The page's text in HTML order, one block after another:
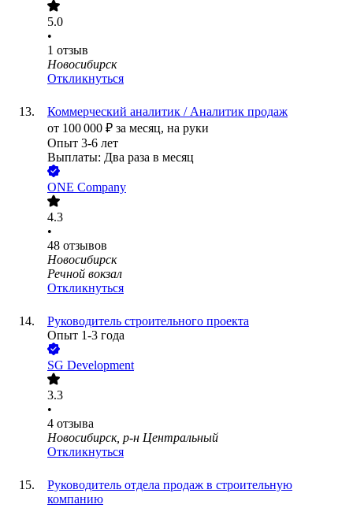
5.0
•
1 отзыв
Новосибирск
Откликнуться
Коммерческий аналитик / Аналитик продаж
от 100 000 ₽ за месяц, на руки
Опыт 3-6 лет
Выплаты: Два раза в месяц
ONE Company
4.3
•
48 отзывов
Новосибирск
Речной вокзал
Откликнуться
Руководитель строительного проекта
Опыт 1-3 года
SG Development
3.3
•
4 отзыва
Новосибирск, р-н Центральный
Откликнуться
Руководитель отдела продаж в строительную
компанию